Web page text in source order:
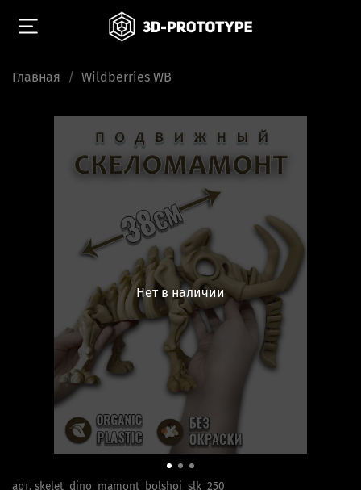
Главная Wildberries WB
Нет в наличии
арт. skelet_dino_mamont_bolshoi_slk_250